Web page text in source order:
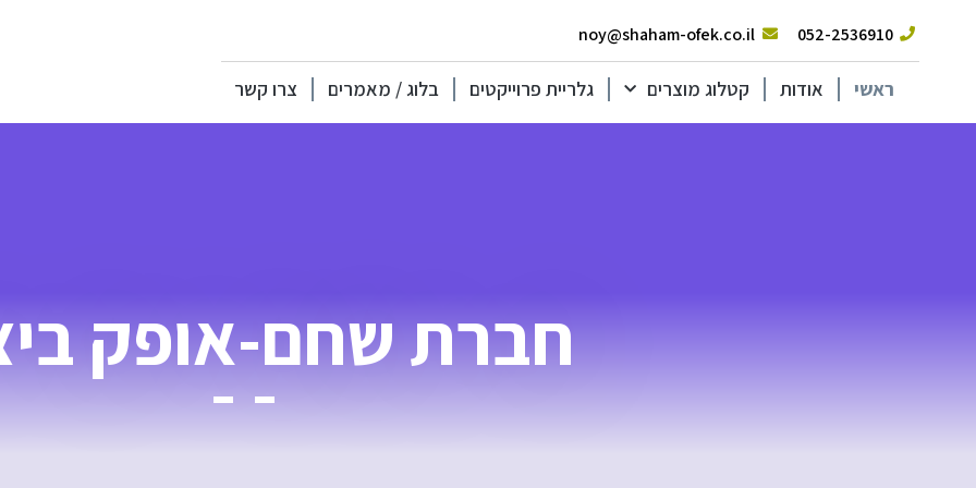
052-2536910
noy@shaham-ofek.co.il
ראשי אודות קטלוג מוצרים גלריית פרוייקטים בלוג / מאמרים צרו קשר
חברת שחם-אופק